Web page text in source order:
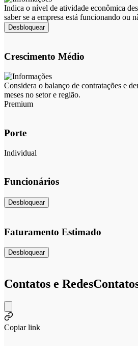
Indica o nível de atividade econômica
saber se a empresa está funcionando ou
Desbloquear
Crescimento Médio
Considera o balanço de contratações e
meses no setor e região.
Premium
Porte
Individual
Funcionários
Desbloquear
Faturamento Estimado
Desbloquear
Contatos e Redes
Copiar link